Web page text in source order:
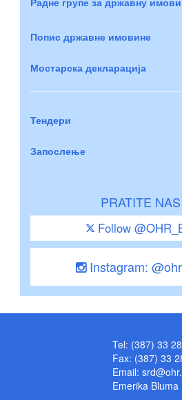
Попис државне имовине
Мостарска декларација
Тендери
Запослење
PRATITE NAS
Follow
Instagram:
Tel: (387) 33
Fax: (387) 33
Email:
Emerika